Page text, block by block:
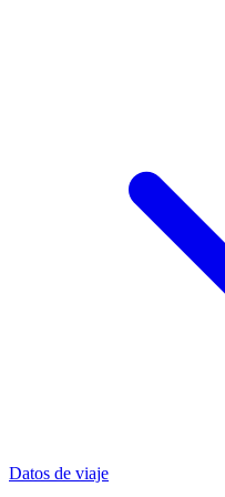
Datos de viaje